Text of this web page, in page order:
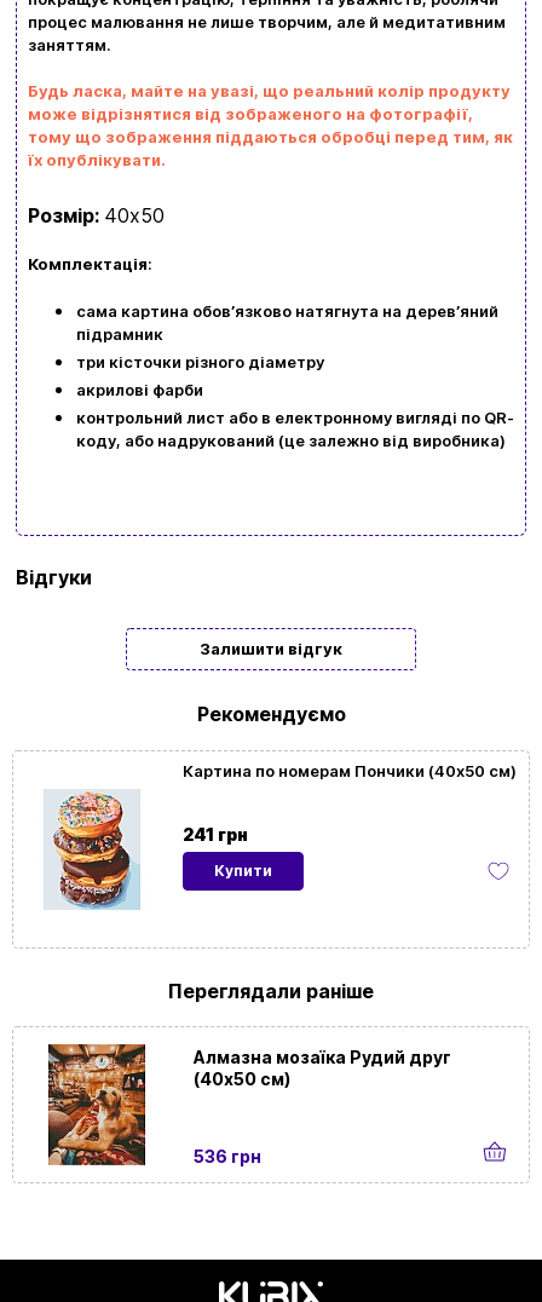
процес малювання не лише творчим, але й медитативним
заняттям.
Будь ласка, майте на увазі, що реальний колір продукту
може відрізнятися від зображеного на фотографії,
тому що зображення піддаються обробці перед тим, як
їх опублікувати.
Розмір: 40х50
Комплектація:
сама картина обовʼязково натягнута на деревʼяний
підрамник
три кісточки різного діаметру
акрилові фарби
контрольний лист або в електронному вигляді по QR-
коду, або надрукований (це залежно від виробника)
Розмір
картини
Орієнтація
картини
Вертикальна
Відгуки
Залишити відгук
Рекомендуємо
241 грн
Картина по номерам Пончики (40х50 см)
Купити
Переглядали раніше
Алмазна мозаїка Рудий друг
(40х50 см)
536 грн
Замовити дзвінок
kubix.boardgames@gmail.com